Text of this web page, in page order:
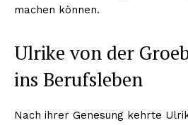
machen können.
Ulrike von der
ins Berufsleben
Nach ihrer Genesung kehrte